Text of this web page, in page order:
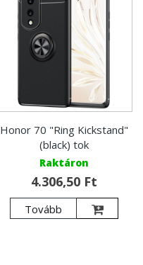
Honor 70 "Ring Kickstand"
(black) tok
Raktáron
4.306,50 Ft
Tovább